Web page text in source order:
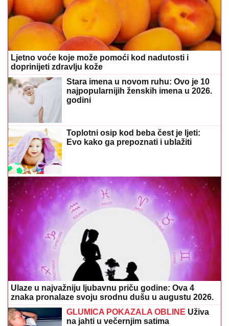
Ljetno voće koje može pomoći kod nadutosti i
doprinijeti zdravlju kože
Stara imena u novom ruhu: Ovo je 10
najpopularnijih ženskih imena u 2026.
godini
Toplotni osip kod beba čest je ljeti:
Evo kako ga prepoznati i ublažiti
Ulaze u najvažniju ljubavnu priču godine: Ova 4
znaka pronalaze svoju srodnu dušu u augustu 2026.
GLUMICA POKAZALA OBLINE Uživa
na jahti u večernjim satima